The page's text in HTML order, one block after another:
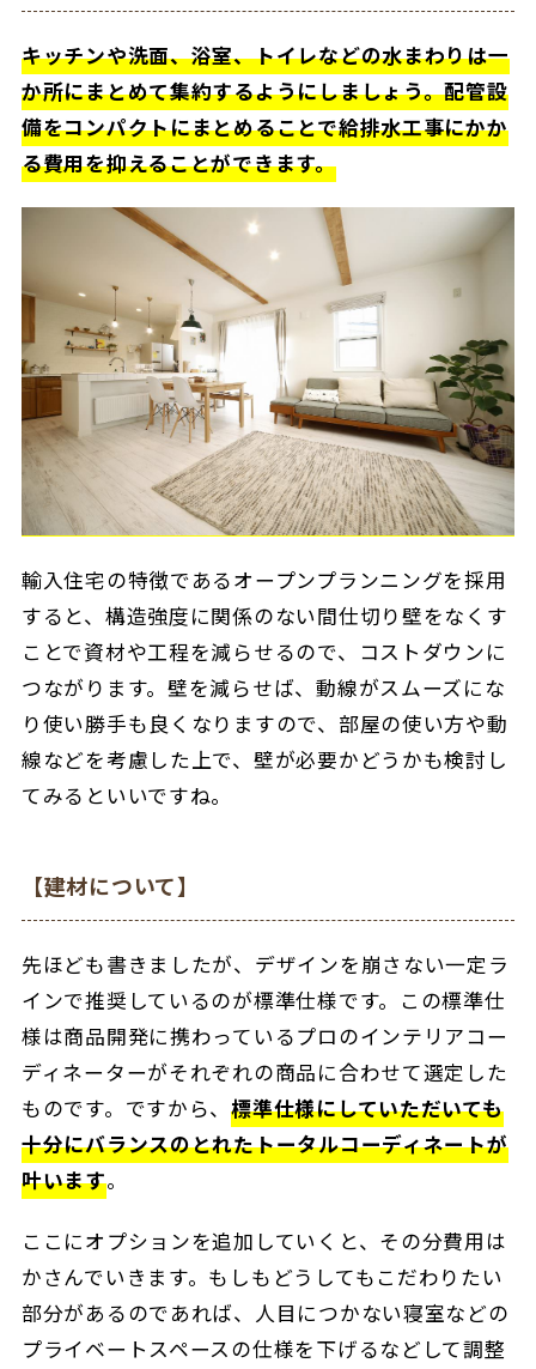
キッチンや洗面、浴室、トイレなどの水まわりは一
か所にまとめて集約するようにしましょう。配管設
備をコンパクトにまとめることで給排水工事にかか
る費用を抑えることができます。
輸入住宅の特徴であるオープンプランニングを採用
すると、構造強度に関係のない間仕切り壁をなくす
ことで資材や工程を減らせるので、コストダウンに
つながります。壁を減らせば、動線がスムーズにな
り使い勝手も良くなりますので、部屋の使い方や動
線などを考慮した上で、壁が必要かどうかも検討し
てみるといいですね。
【建材について】
先ほども書きましたが、デザインを崩さない一定ラ
インで推奨しているのが標準仕様です。この標準仕
様は商品開発に携わっているプロのインテリアコー
ディネーターがそれぞれの商品に合わせて選定した
ものです。ですから、標準仕様にしていただいても
十分にバランスのとれたトータルコーディネートが
叶います。
ここにオプションを追加していくと、その分費用は
かさんでいきます。もしもどうしてもこだわりたい
部分があるのであれば、人目につかない寝室などの
プライベートスペースの仕様を下げるなどして調整